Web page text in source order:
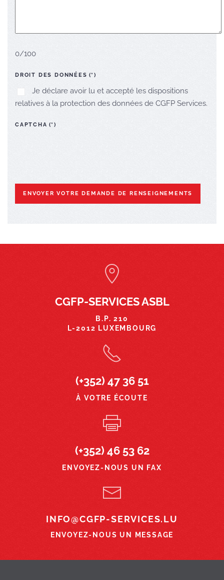
0/100
DROIT DES DONNÉES (*)
Je déclare avoir lu et accepté les dispositions
relatives à la protection des données de CGFP Services.
CAPTCHA (*)
ENVOYER VOTRE DEMANDE DE RENSEIGNEMENTS
CGFP-SERVICES ASBL
B.P. 210
L-2012 LUXEMBOURG
(+352) 47 36 51
À VOTRE ÉCOUTE
(+352) 46 53 62
ENVOYEZ-NOUS UN FAX
INFO@CGFP-SERVICES.LU
ENVOYEZ-NOUS UN MESSAGE